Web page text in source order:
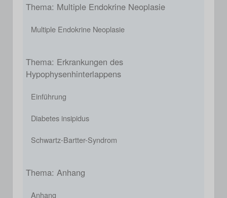
Thema: Multiple Endokrine Neoplasie
Multiple Endokrine Neoplasie
Thema: Erkrankungen des
Hypophysenhinterlappens
Einführung
Diabetes insipidus
Schwartz-Bartter-Syndrom
Thema: Anhang
Anhang